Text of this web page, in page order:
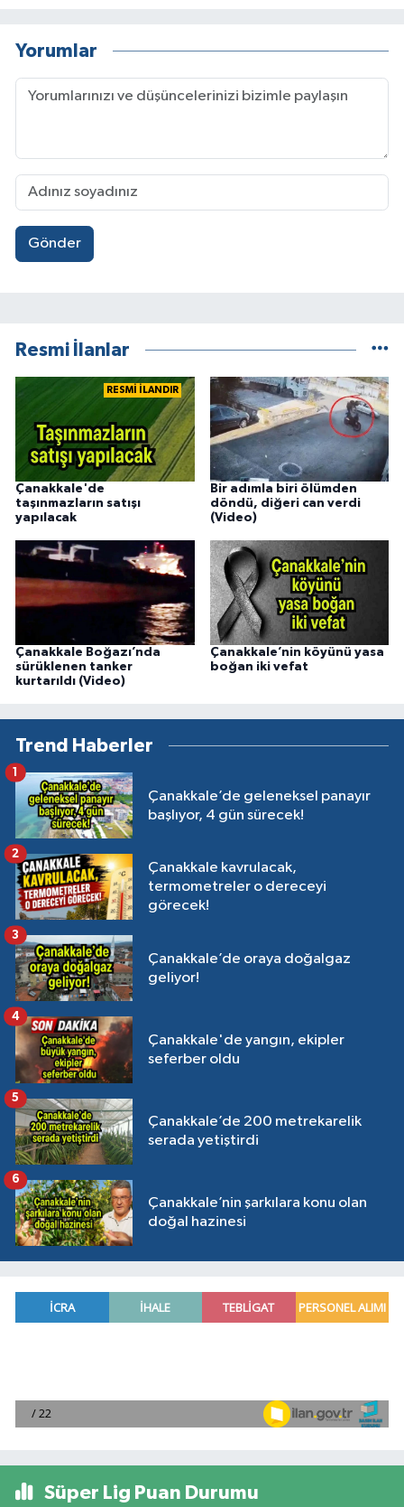
Yorumlar
Gönder
Resmi İlanlar
RESMİ İLANDIR
Çanakkale'de
taşınmazların satışı
yapılacak
Bir adımla biri ölümden
döndü, diğeri can verdi
(Video)
Çanakkale Boğazı’nda
sürüklenen tanker
kurtarıldı (Video)
Çanakkale’nin köyünü yasa
boğan iki vefat
Trend Haberler
Çanakkale’de geleneksel panayır
başlıyor, 4 gün sürecek!
1
Çanakkale kavrulacak,
termometreler o dereceyi
görecek!
2
Çanakkale’de oraya doğalgaz
geliyor!
3
Çanakkale'de yangın, ekipler
seferber oldu
4
Çanakkale’de 200 metrekarelik
serada yetiştirdi
5
Çanakkale’nin şarkılara konu olan
doğal hazinesi
6
Süper Lig Puan Durumu